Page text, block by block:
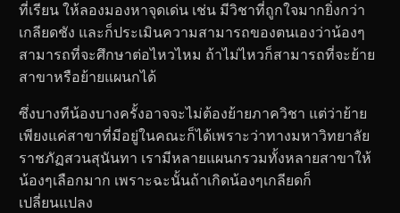
ที่เรียน ให้ลองมองหาจุดเด่น เช่น มีวิชาที่ถูกใจมากยิ่งกว่า
เกลียดชัง และก็ประเมินความสามารถของตนเองว่าน้องๆ
สามารถที่จะศึกษาต่อไหวไหม ถ้าไม่ไหวก็สามารถที่จะย้าย
สาขาหรือย้ายแผนกได้
ซึ่งบางทีน้องบางครั้งอาจจะไม่ต้องย้ายภาควิชา แต่ว่าย้าย
เพียงแค่สาขาที่มีอยู่ในคณะก็ได้เพราะว่าทางมหาวิทยาลัย
ราชภัฏสวนสุนันทา เรามีหลายแผนกรวมทั้งหลายสาขาให้
น้องๆเลือกมาก เพราะฉะนั้นถ้าเกิดน้องๆเกลียดก็
เปลี่ยนแปลง